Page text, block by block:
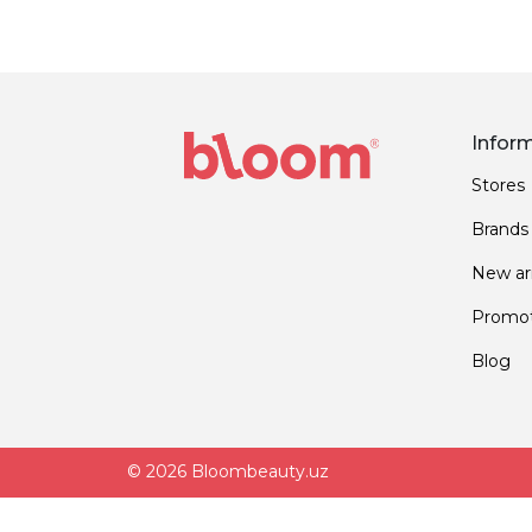
Stores
Brands
New
Blog
© 2026 Bloombeauty.uz